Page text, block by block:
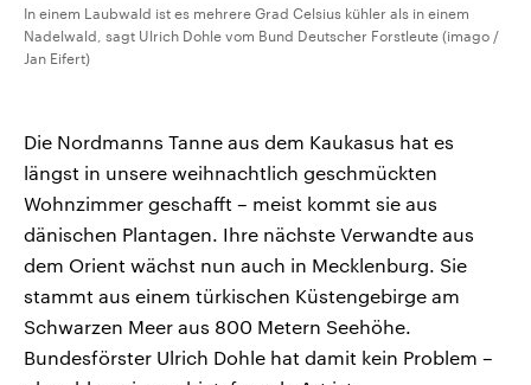
In einem Laubwald ist es mehrere Grad Celsius kühler als in einem
Nadelwald, sagt Ulrich Dohle vom Bund Deutscher Forstleute (imago /
Jan Eifert)
Die Nordmanns Tanne aus dem Kaukasus hat es
längst in unsere weihnachtlich geschmückten
Wohnzimmer geschafft – meist kommt sie aus
dänischen Plantagen. Ihre nächste Verwandte aus
dem Orient wächst nun auch in Mecklenburg. Sie
stammt aus einem türkischen Küstengebirge am
Schwarzen Meer aus 800 Metern Seehöhe.
Bundesförster Ulrich Dohle hat damit kein Problem –